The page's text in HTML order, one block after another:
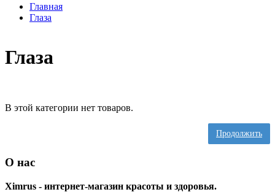
Главная
Глаза
Глаза
В этой категории нет товаров.
Продолжить
О нас
Ximrus - интернет-магазин красоты и здоровья.